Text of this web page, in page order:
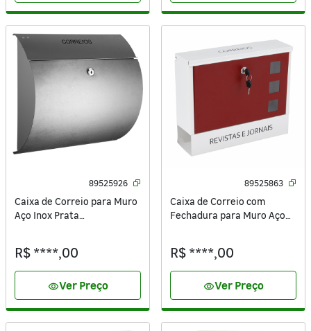
89525926
Caixa de Correio para Muro
Aço Inox Prata
R$ ****,00
visibilityVer Preço
89525863
Caixa de Correio com
Fechadura para Muro Aço
R$ ****,00
visibilityVer Preço